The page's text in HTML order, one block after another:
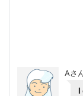
Aさ
I